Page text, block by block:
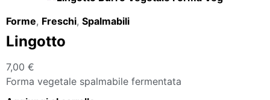
Forme, Freschi, Spalmabili
Lingotto
7,00 €
Forma vegetale spalmabile fermentata